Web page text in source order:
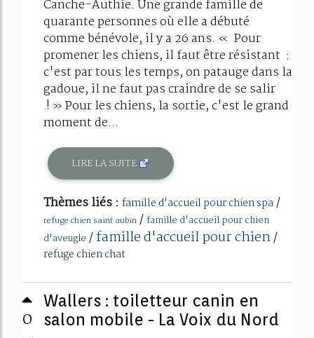
Canche-Authie. Une grande famille de
quarante personnes où elle a débuté
comme bénévole, il y a 26 ans. « Pour
promener les chiens, il faut être résistant :
c'est par tous les temps, on patauge dans la
gadoue, il ne faut pas craindre de se salir
! » Pour les chiens, la sortie, c'est le grand
moment de...
LIRE LA SUITE
Thèmes liés : famille d'accueil pour chien spa/
refuge chien saint aubin /famille d'accueil pour chien
d'aveugle /famille d'accueil pour chien/
refuge chien chat
0
Wallers : toiletteur canin en
salon mobile - La Voix du Nord